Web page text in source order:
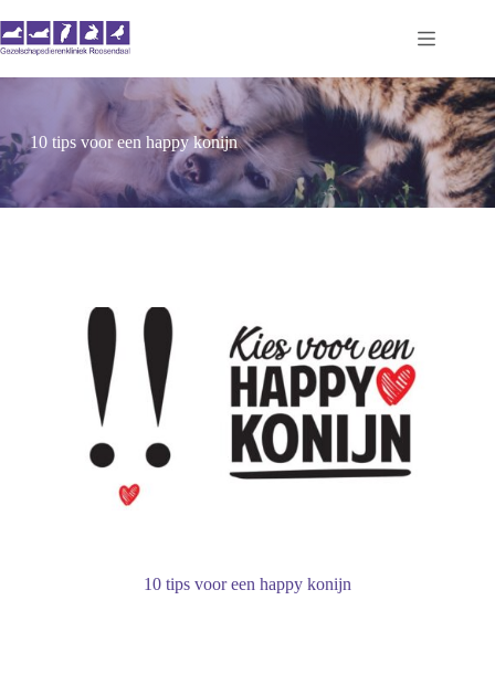
naar
de
10 tips voor een happy konijn
10 tips voor een happy konijn